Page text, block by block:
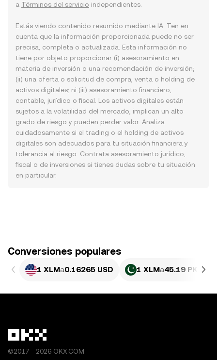
a Términos del servicio independientes.
Estás viendo contenido resumido mediante IA. Ten en
cuenta que la información proporcionada puede no ser
precisa, completa o actualizada. Esta información no
tiene por objeto proporcionar (i) asesoramiento en
materia de inversión o una recomendación de inversión;
(ii) una oferta o solicitud de compra, venta o holding de
activos digitales; ni (iii) asesoramiento financiero,
contable, jurídico o fiscal. Los activos digitales están
sujetos a la volatilidad del mercado, implican un alto
grado de riesgo y pueden perder valor. Analiza
cuidadosamente si el trading o el holding de activos
digitales son adecuados para tu situación financiera y
tolerancia al riesgo. Contrata asesoramiento jurídico,
fiscal o de inversiones si tienes dudas sobre tu situación
en particular.
Conversiones populares
1 XLMa0.16265 USD 1 XLMa45.19 PKR
©2017 - 2026 OKX.COM